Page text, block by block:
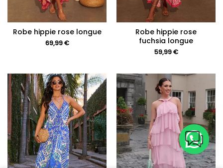
Robe hippie rose longue
69,99€
Robe hippie rose
fuchsia longue
59,99€